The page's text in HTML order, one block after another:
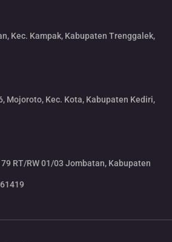
Kec. Kampak, Kabupaten Trenggalek,
Mojoroto, Kec. Kota, Kabupaten Kediri,
RT/RW 01/03 Jombatan, Kabupaten